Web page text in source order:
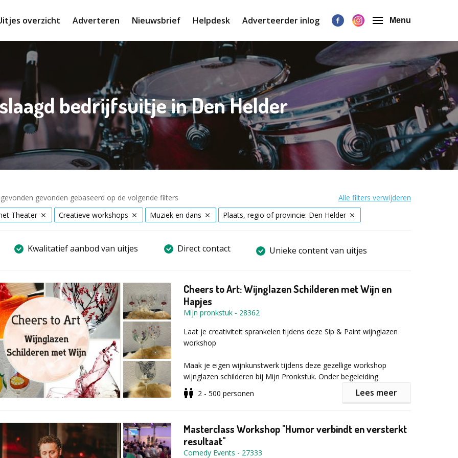
overzicht Adverteren Nieuwsbrief Helpdesk Adverteerder inlog Menu
bedrijfsuitje in Den Helder
gevonden gebaseerd op de volgende filters
Alle filters verwijderen
Theater
Creatieve workshops Muziek en dans Plaats, regio of provincie: Den Helder
Kwalitatief aanbod van uitjes Direct contact Unieke content van uitjes
Cheers to Art: Wijnglazen Schilderen met Wijn en
Hapjes
Mijn pronkstuk - 28362
Laat je creativiteit sprankelen tijdens deze Sip & Paint wijnglazen
workshop
Maak je eigen wijnkunstwerk tijdens deze gezellige workshop
wijnglazen schilderen bij Mijn Pronkstuk. Onder begeleiding
beschilder je twee wijnglazen helemaal in jouw stijl.
Met een wijntje in de hand en een ontspannen sfeer is deze
In het kort
•Workshop wijnglazen schilderen (Sip & Paint)
•Alle materialen inbegrepen
2 - 500 personen Lees meer
Masterclass Workshop "Humor verbindt en versterkt
resultaat"
Comedy Events - 27333